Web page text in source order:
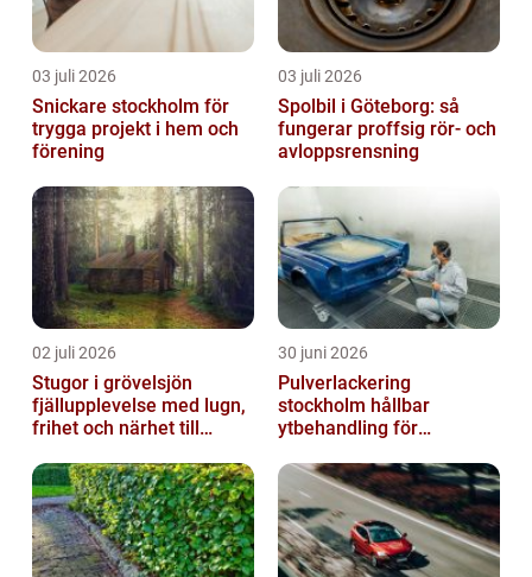
03 juli 2026
Snickare stockholm för
trygga projekt i hem och
förening
03 juli 2026
Spolbil i Göteborg: så
fungerar proffsig rör- och
avloppsrensning
02 juli 2026
Stugor i grövelsjön
fjällupplevelse med lugn,
frihet och närhet till
30 juni 2026
Pulverlackering
stockholm hållbar
ytbehandling för